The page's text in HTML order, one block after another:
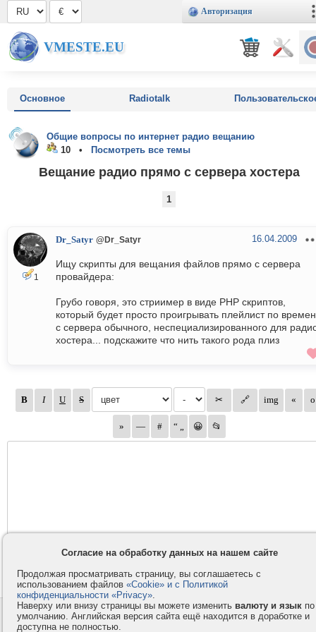
Авторизация
VMESTE.EU
Основное Radiotalk
Общие вопросы по интернет радио вещанию
10 •
Посмотреть все темы
Вещание радио прямо с сервера хостера
1
1
Dr_Satyr @Dr_Satyr 16.04.2009
Ищу скрипты для вещания файлов прямо с сервера
провайдера:
Грубо говоря, это стриимер в виде PHP скриптов,
который будет просто проигрывать плейлист по
с сервера обычного, неспециализированного для
хостера... подскажите что нить такого рода плиз
Контакты
Компания
Privacy и Cookie
Согласие на обработку данных на нашем сайте
Продолжая просматривать страницу, вы соглашаетесь с
использованием файлов «Cookie» и с Политикой
конфиденциальности «Privacy».
Наверху или внизу страницы вы можете изменить валюту и язык по
умолчанию. Английская версия сайта ещё находится в доработке и
доступна не полностью.